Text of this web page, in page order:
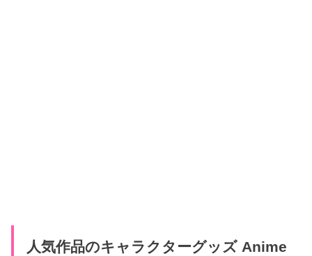
人気作品のキャラクターグッズ Anime